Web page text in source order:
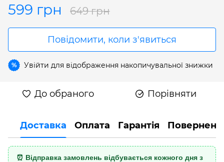
599 грн 649 грн
Повідомити, коли з'явиться
% Увійти для відображення накопичувальної знижки
До обраного Порівняти
Доставка Оплата Гарантія
⏰ Відправка замовлень відбувається кожного дня з